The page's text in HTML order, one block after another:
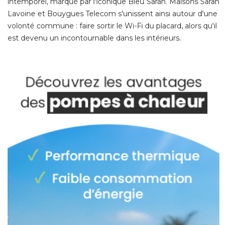
Lavoine et Bouygues Telecom s'unissent ainsi autour d'une
volonté commune : faire sortir le Wi-Fi du placard, alors qu'il
est devenu un incontournable dans les intérieurs.